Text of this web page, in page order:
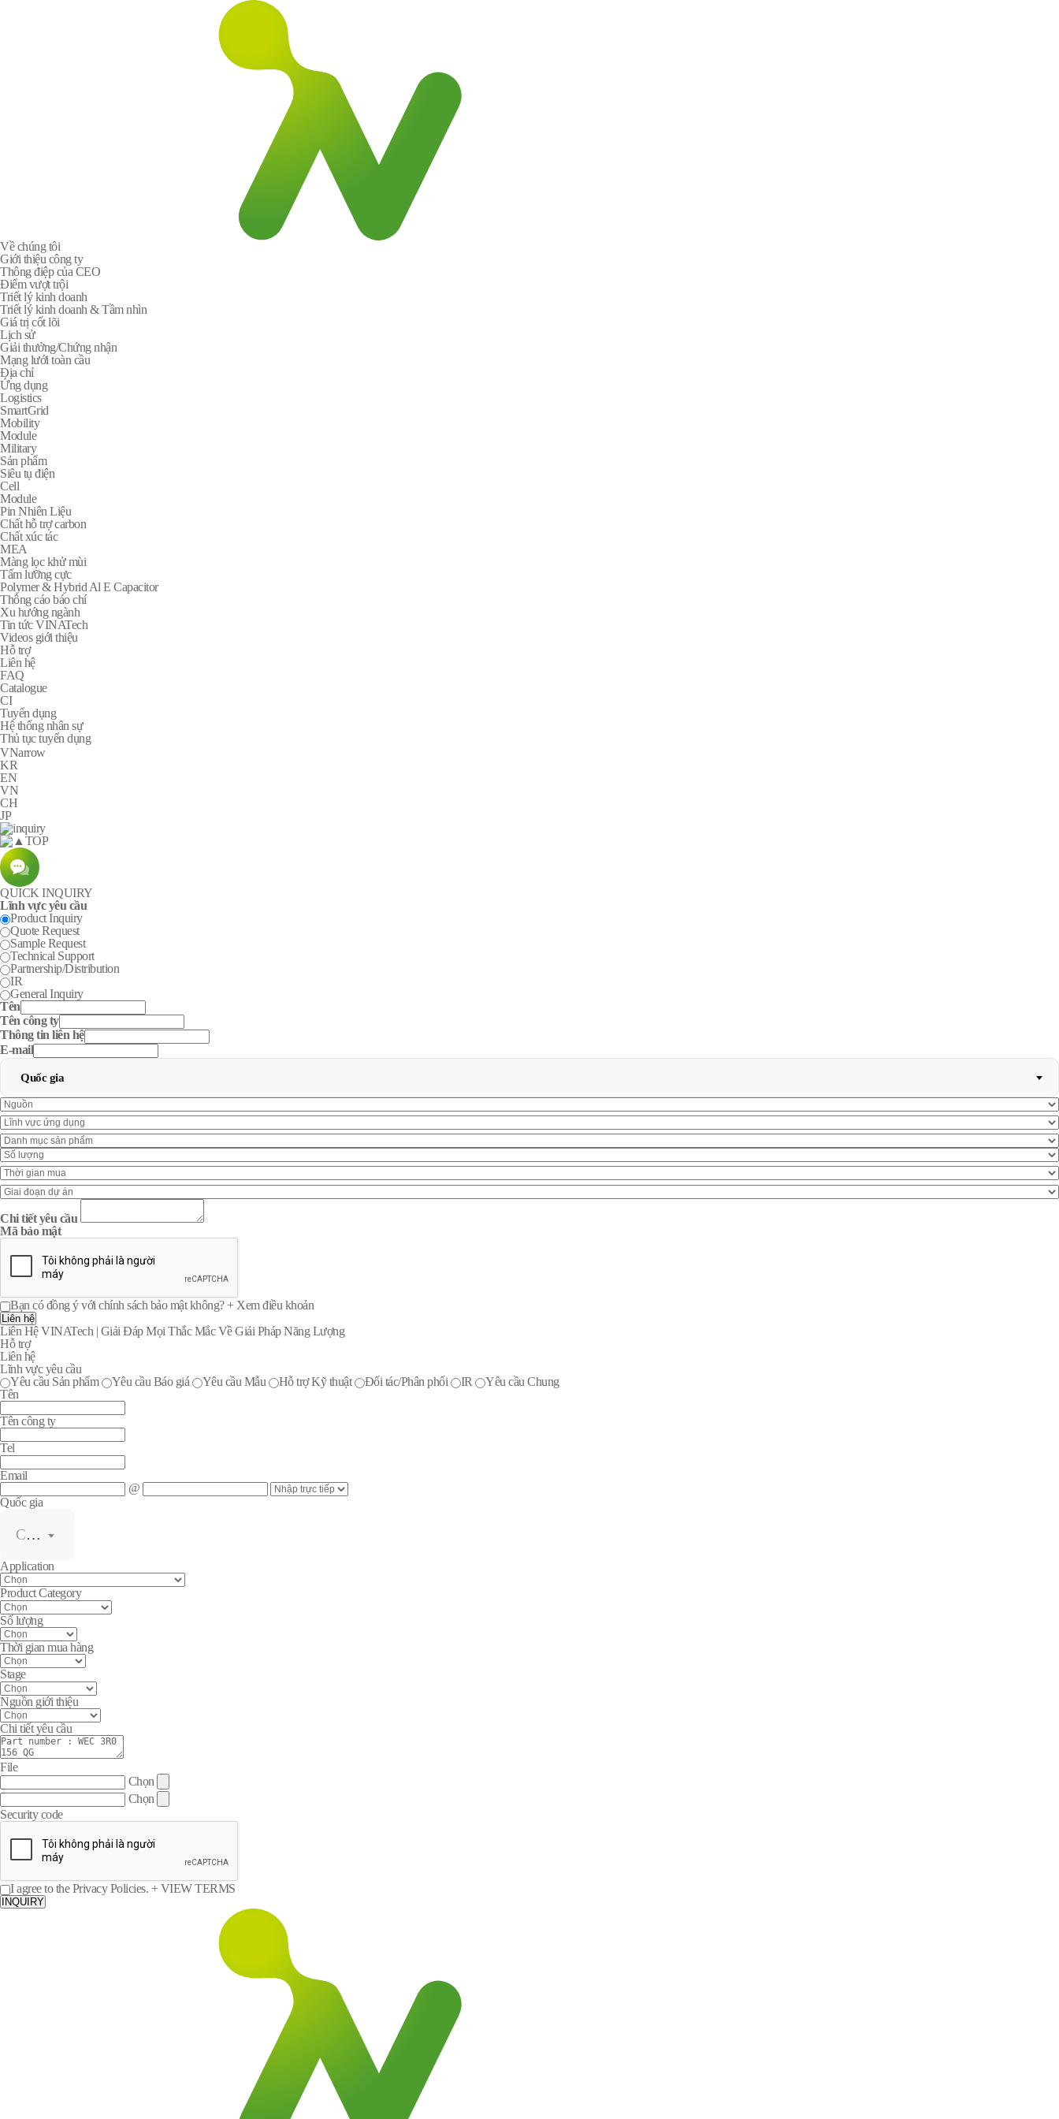
Về chúng tôi
Giới thiệu công ty
Thông điệp của CEO
Điểm vượt trội
Triết lý kinh doanh
Triết lý kinh doanh & Tầm nhìn
Giá trị cốt lõi
Lịch sử
Giải thưởng/Chứng nhận
Mạng lưới toàn cầu
Địa chỉ
Ứng dụng
Logistics
SmartGrid
Mobility
Module
Military
Sản phẩm
Siêu tụ điện
Cell
Module
Pin Nhiên Liệu
Chất hỗ trợ carbon
Chất xúc tác
MEA
Màng lọc khử mùi
Tấm lưỡng cực
Polymer & Hybrid Al E Capacitor
Thông cáo báo chí
Xu hướng ngành
Tin tức VINATech
Videos giới thiệu
Hỗ trợ
Liên hệ
FAQ
Catalogue
CI
Tuyển dụng
Hệ thống nhân sự
Thủ tục tuyển dụng
VNarrow
KR
EN
VN
CH
JP
TOP
QUICK INQUIRY
Lĩnh vực yêu cầu
Product Inquiry
Quote Request
Sample Request
Technical Support
Partnership/Distribution
IR
General Inquiry
Tên
Tên công ty
Thông tin liên hệ
E-mail
Quốc gia
Chi tiết yêu cầu
Mã bảo mật
Bạn có đồng ý với chính sách bảo mật không? + Xem điều khoản
Liên hệ
Liên Hệ VINATech | Giải Đáp Mọi Thắc Mắc Về Giải Pháp Năng Lượng
Hỗ trợ
Liên hệ
Lĩnh vực yêu cầu
Yêu cầu Sản phẩm
Yêu cầu Báo giá Yêu cầu Mẫu Hỗ trợ Kỹ thuật Đối tác/Phân phối IR
Yêu cầu Chung
Tên
Tên công ty
Tel
Email
@
Quốc gia
Chọn
Application
Product Category
Số lượng
Thời gian mua hàng
Stage
Nguồn giới thiệu
Chi tiết yêu cầu
File
Chọn
Chọn
Security code
I agree to the Privacy Policies. + VIEW TERMS
INQUIRY